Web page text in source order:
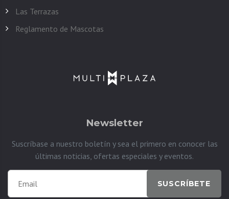
Las Terrazas
Reglamento de Mascotas
Newsletter
Suscríbase a nuestro boletín y sea el primero en conocer las
últimas noticias, ofertas especiales y eventos.
SUSCRÍBETE